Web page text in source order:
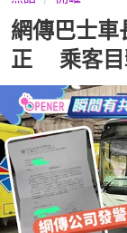
網傳巴士
正 乘客目